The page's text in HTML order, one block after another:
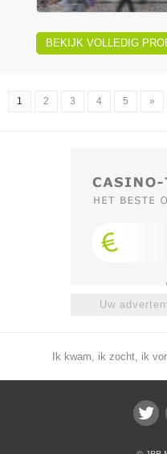
BEKIJK VOLLEDIG
1 2 3 4 5 »
Uw
Ik kwam, ik zocht, ik